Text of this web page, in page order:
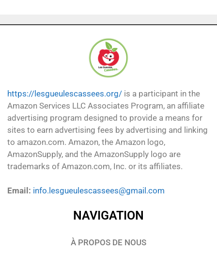
https://lesgueulescassees.org/ is a participant in the
Amazon Services LLC Associates Program, an affiliate
advertising program designed to provide a means for
sites to earn advertising fees by advertising and linking
to amazon.com. Amazon, the Amazon logo,
AmazonSupply, and the AmazonSupply logo are
trademarks of Amazon.com, Inc. or its affiliates.
Email: info.lesgueulescassees@gmail.com
NAVIGATION
À PROPOS DE NOUS